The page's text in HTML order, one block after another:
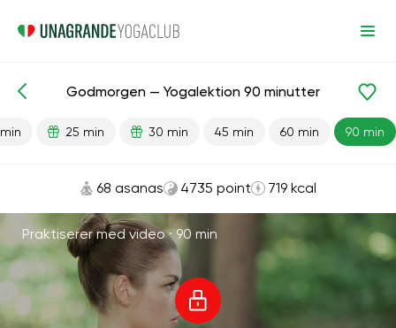
Færdiglavede lektioner Energi
Godmorgen — Yogalektion 90 minutter
25 min 30 min 45 min 60 min 90 min
68 asanas 4735 point 719 kcal
Praktiserer med video ·90 min